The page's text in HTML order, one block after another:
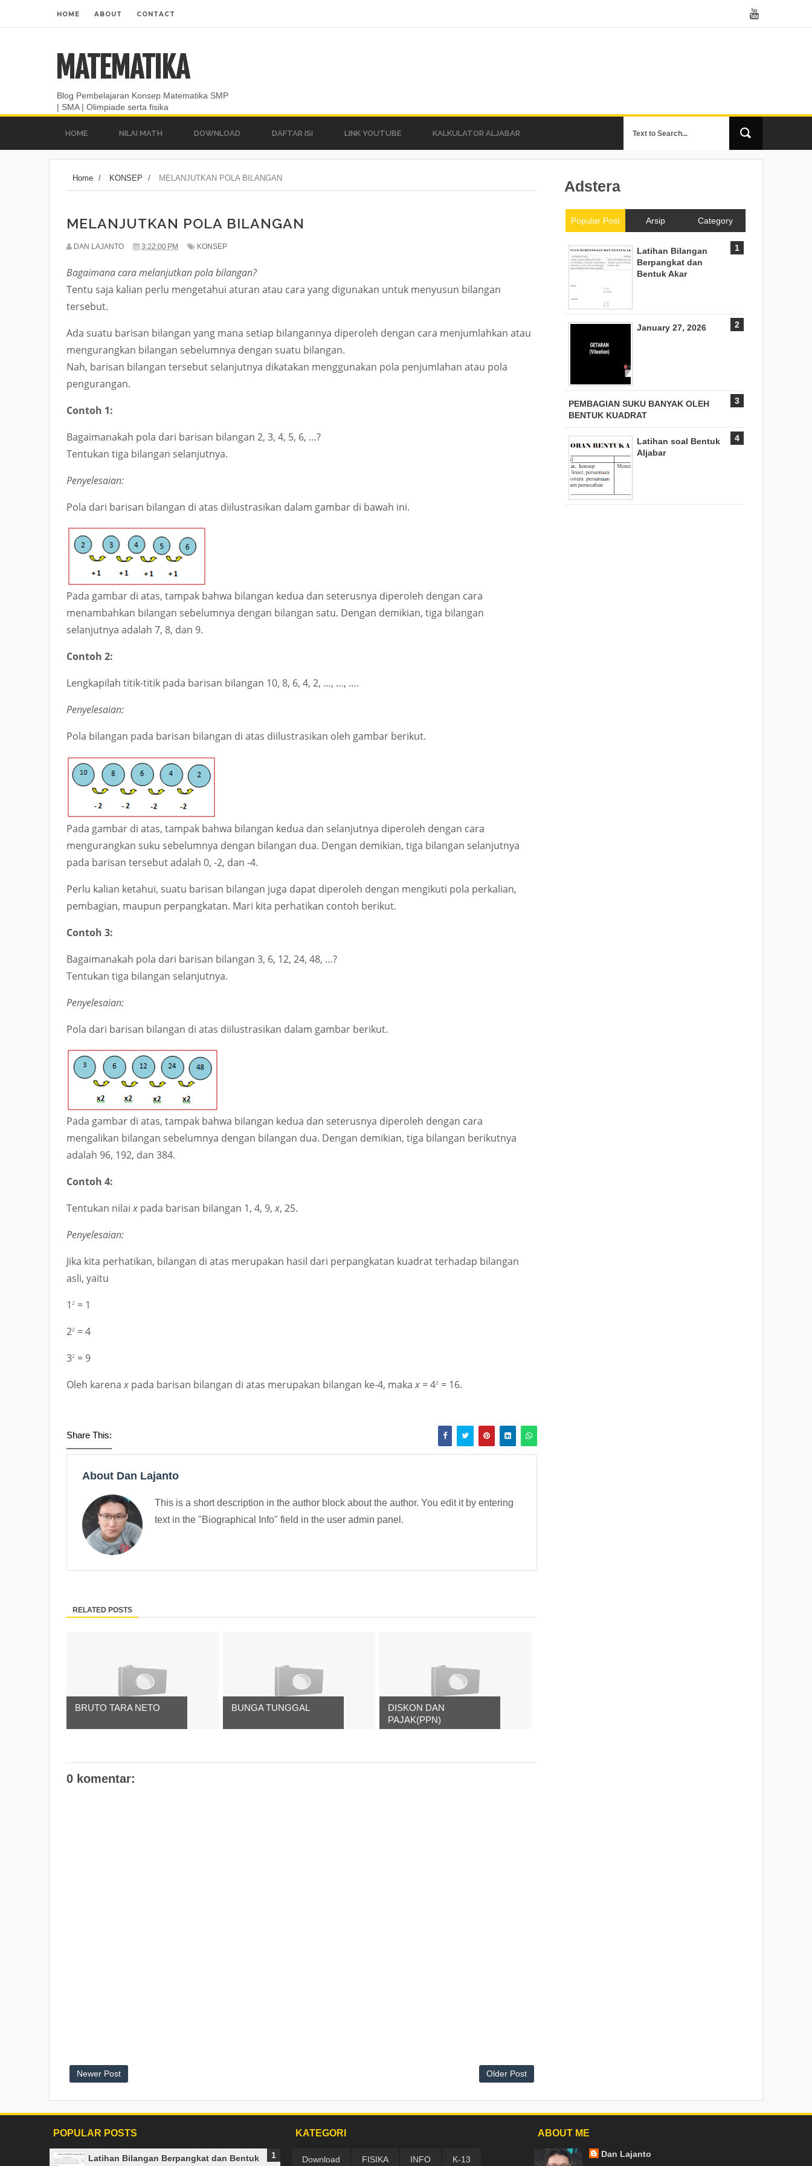
HOME ABOUT CONTACT
MATEMATIKA
Blog Pembelajaran Konsep Matematika SMP
| SMA | Olimpiade serta fisika
HOME NILAI MATH DOWNLOAD DAFTAR ISI LINK YOUTUBE KALKULATOR ALJABAR
Home / KONSEP / MELANJUTKAN POLA BILANGAN
MELANJUTKAN POLA BILANGAN
DAN LAJANTO 3:22:00 PM KONSEP
Bagaimana cara melanjutkan pola bilangan?
Tentu saja kalian perlu mengetahui aturan atau cara yang digunakan untuk menyusun bilangan
tersebut.
Ada suatu barisan bilangan yang mana setiap bilangannya diperoleh dengan cara menjumlahkan atau
mengurangkan bilangan sebelumnya dengan suatu bilangan.
Nah, barisan bilangan tersebut selanjutnya dikatakan menggunakan pola penjumlahan atau pola
pengurangan.
Contoh 1:
Bagaimanakah pola dari barisan bilangan 2, 3, 4, 5, 6, …?
Tentukan tiga bilangan selanjutnya.
Penyelesaian:
Pola dari barisan bilangan di atas diilustrasikan dalam gambar di bawah ini.
Pada gambar di atas, tampak bahwa bilangan kedua dan seterusnya diperoleh dengan cara
menambahkan bilangan sebelumnya dengan bilangan satu. Dengan demikian, tiga bilangan
selanjutnya adalah 7, 8, dan 9.
Contoh 2:
Lengkapilah titik-titik pada barisan bilangan 10, 8, 6, 4, 2, …, …, ….
Penyelesaian:
Pola bilangan pada barisan bilangan di atas diilustrasikan oleh gambar berikut.
Pada gambar di atas, tampak bahwa bilangan kedua dan selanjutnya diperoleh dengan cara
mengurangkan suku sebelumnya dengan bilangan dua. Dengan demikian, tiga bilangan selanjutnya
pada barisan tersebut adalah 0, -2, dan -4.
Perlu kalian ketahui, suatu barisan bilangan juga dapat diperoleh dengan mengikuti pola perkalian,
pembagian, maupun perpangkatan. Mari kita perhatikan contoh berikut.
Contoh 3:
Bagaimanakah pola dari barisan bilangan 3, 6, 12, 24, 48, …?
Tentukan tiga bilangan selanjutnya.
Penyelesaian:
Pola dari barisan bilangan di atas diilustrasikan dalam gambar berikut.
Pada gambar di atas, tampak bahwa bilangan kedua dan seterusnya diperoleh dengan cara
mengalikan bilangan sebelumnya dengan bilangan dua. Dengan demikian, tiga bilangan berikutnya
adalah 96, 192, dan 384.
Contoh 4:
Tentukan nilaix pada barisan bilangan 1, 4, 9,x, 25.
Penyelesaian:
Jika kita perhatikan, bilangan di atas merupakan hasil dari perpangkatan kuadrat terhadap bilangan
asli, yaitu
1 2 = 1
22 = 4
32 = 9
Oleh karenax pada barisan bilangan di atas merupakan bilangan ke-4, makax = 42 = 16.
Share This:
About Dan Lajanto
This is a short description in the author block about the author. You edit it by entering
text in the "Biographical Info" field in the user admin panel.
RELATED POSTS
BRUTO TARA NETO BUNGA TUNGGAL
DISKON DAN
PAJAK(PPN)
0 komentar:
Newer Post Older Post
Adstera
Popular Post Arsip Category
Latihan Bilangan
Berpangkat dan
Bentuk Akar
January 27, 2026
PEMBAGIAN SUKU BANYAK OLEH
BENTUK KUADRAT
Latihan soal Bentuk
Aljabar
POPULAR POSTS
Latihan Bilangan Berpangkat dan Bentuk
KATEGORI
Download FISIKA INFO K-13
ABOUT ME
Dan Lajanto